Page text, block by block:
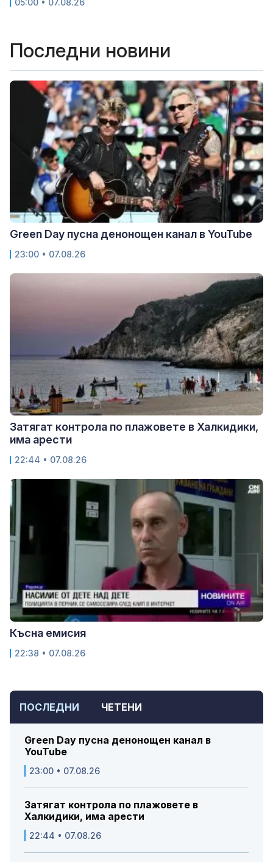
ПОСЛЕДНИ ЧЕТЕНИ
Green Day пусна денонощен канал в
YouTube
23:00 • 07.08.26
Затягат контрола по плажовете в
Халкидики, има арести
22:44 • 07.08.26
05:00 • 07.08.26
Последни новини
Green Day пусна денонощен канал в YouTube
23:00 • 07.08.26
Затягат контрола по плажовете в Халкидики,
има арести
22:44 • 07.08.26
Късна емисия
22:38 • 07.08.26